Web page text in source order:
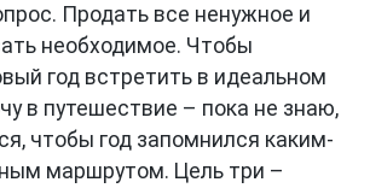
Продать все ненужное и
необходимое. Чтобы
год встретить в идеальном
в путешествие – пока не знаю,
чтобы год запомнился каким-
маршрутом. Цель три –